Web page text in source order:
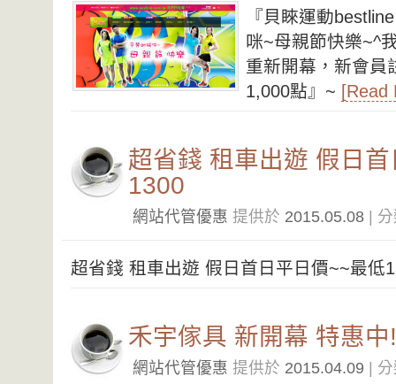
『貝睞運動
咪~母親節快樂~^
重新開幕，新會員
1,000點』~
超省錢 租車出遊 假日
1300
網站代管優惠 提供於 2015.05.08 |
超省錢 租車出遊 假日首日平日價~~最低
禾宇傢具 新開幕 特惠中
網站代管優惠 提供於 2015.04.09 |